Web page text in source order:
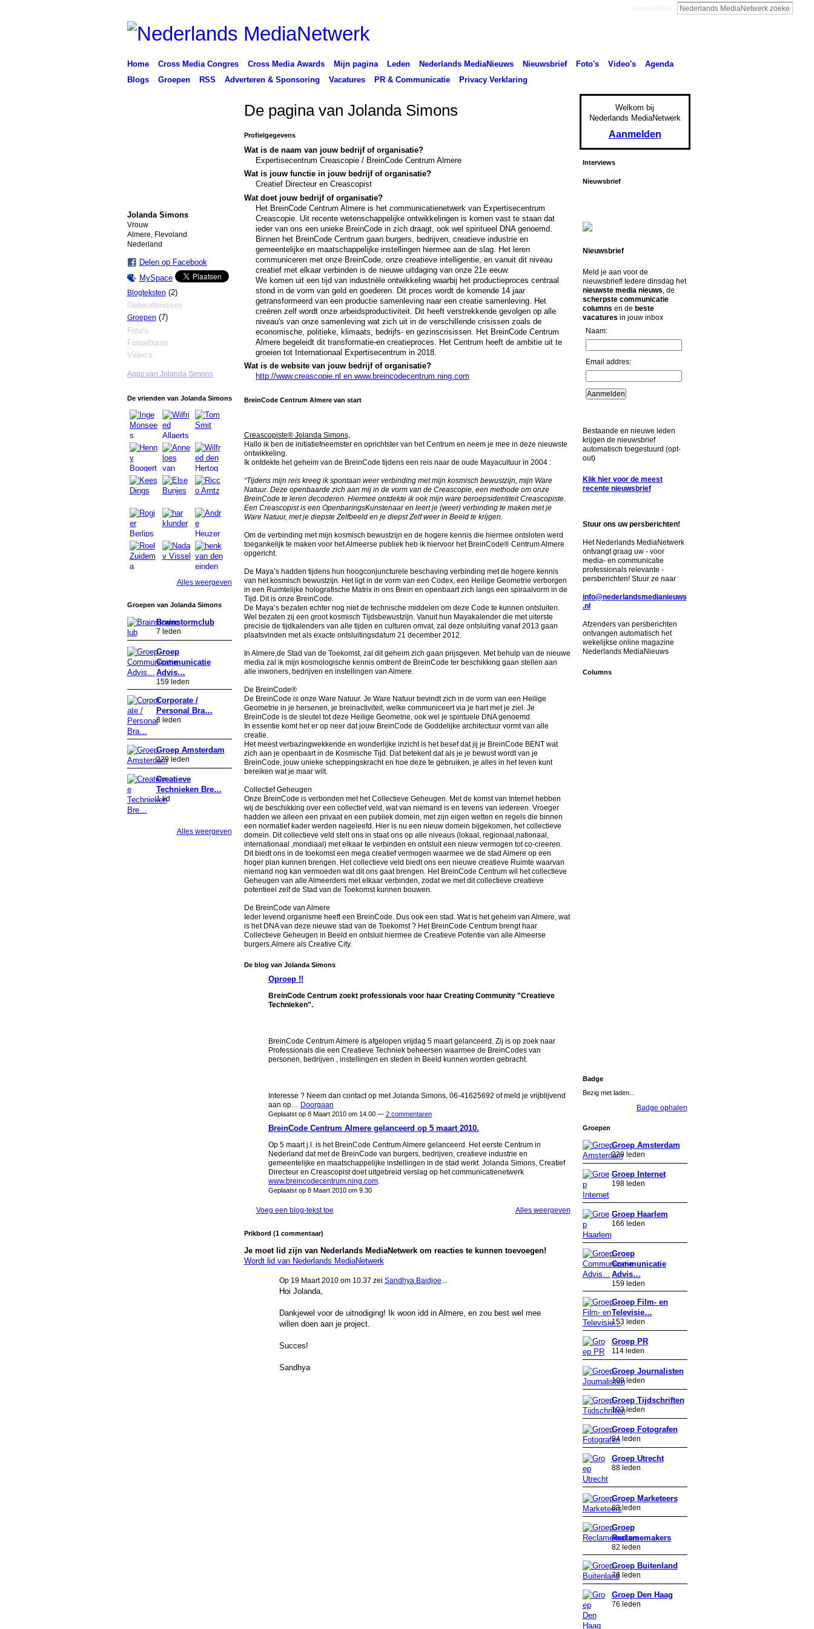
Home Cross Media Congres Cross Media Awards Mijn pagina Leden Nederlands MediaNieuws Nieuwsbrief Foto's Video's
Agenda
Blogs
Groepen RSS Adverteren & Sponsoring Vacatures PR & Communicatie Privacy Verklaring
Jolanda Simons
Vrouw
Almere, Flevoland
Nederland
Delen op Facebook
MySpace
Blogteksten (2)
Gebeurtenissen
Groepen (7)
Foto's
Fotoalbums
Video's
Apps van Jolanda Simons
De vrienden van Jolanda Simons
Alles weergeven
Groepen van Jolanda Simons
Brainstormclub
7 leden
Groep
Communicatie
Advis…
159 leden
Corporate /
Personal Bra…
8 leden
Groep Amsterdam
229 leden
Creatieve
Technieken Bre…
1 lid
Alles weergeven
De pagina van Jolanda Simons
Profielgegevens
Wat is de naam van jouw bedrijf of organisatie?
Expertisecentrum Creascopie / BreinCode Centrum Almere
Wat is jouw functie in jouw bedrijf of organisatie?
Creatief Directeur en Creascopist
Wat doet jouw bedrijf of organisatie?
Het BreinCode Centrum Almere is het communicatienetwerk van Expertisecentrum
Creascopie. Uit recente wetenschappelijke ontwikkelingen is komen vast te staan dat
ieder van ons een unieke BreinCode in zich draagt, ook wel spiritueel DNA genoemd.
Binnen het BreinCode Centrum gaan burgers, bedrijven, creatieve industrie en
gemeentelijke en maatschappelijke instellingen hiermee aan de slag. Het leren
communiceren met onze BreinCode, onze creatieve intelligentie, en vanuit dit niveau
creatief met elkaar verbinden is de nieuwe uitdaging van onze 21e eeuw.
We komen uit een tijd van industriële ontwikkeling waarbij het productieproces centraal
stond in de vorm van geld en goederen. Dit proces wordt de komende 14 jaar
getransformeerd van een productie samenleving naar een creatie samenleving. Het
creëren zelf wordt onze arbeidsproductiviteit. Dit heeft verstrekkende gevolgen op alle
niveau's van onze samenleving wat zich uit in de verschillende crisissen zoals de
economische, politieke, klimaats, bedrijfs- en gezinscrisissen. Het BreinCode Centrum
Almere begeleidt dit transformatie-en creatieproces. Het Centrum heeft de ambitie uit te
groeien tot Internationaal Expertisecentrum in 2018.
Wat is de website van jouw bedrijf of organisatie?
http://www.creascopie.nl en www.breincodecentrum.ning.com
BreinCode Centrum Almere van start
Creascopiste® Jolanda Simons,
Hallo ik ben de initiatiefneemster en oprichtster van het Centrum en neem je mee in deze nieuwste
ontwikkeling.
Ik ontdekte het geheim van de BreinCode tijdens een reis naar de oude Mayacultuur in 2004 :
“Tijdens mijn reis kreeg ik spontaan weer verbinding met mijn kosmisch bewustzijn, mijn Ware
Natuur. Deze openbaarde zich aan mij in de vorm van de Creascopie, een methode om onze
BreinCode te leren decoderen. Hiermee ontdekte ik ook mijn ware beroepsidentiteit Creascopiste.
Een Creascopist is een OpenbaringsKunstenaar en leert je (weer) verbinding te maken met je
Ware Natuur, met je diepste Zelfbeeld en je diepst Zelf weer in Beeld te krijgen.
Om de verbinding met mijn kosmisch bewustzijn en de hogere kennis die hiermee ontsloten werd
toegankelijk te maken voor het Almeerse publiek heb ik hiervoor het BreinCode® Centrum Almere
opgericht.
De Maya’s hadden tijdens hun hoogconjuncturele beschaving verbinding met de hogere kennis
van het kosmisch bewustzijn. Het ligt in de vorm van een Codex, een Heilige Geometrie verborgen
in een Ruimtelijke holografische Matrix in ons Brein en openbaart zich langs een spiraalvorm in de
Tijd. Dit is onze BreinCode.
De Maya’s bezaten echter nog niet de technische middelen om deze Code te kunnen ontsluiten.
Wel bezaten zij een groot kosmisch Tijdsbewustzijn. Vanuit hun Mayakalender die met uiterste
precisie de tijdkalenders van alle tijden en culturen omvat, zal deze ontsluiting vanaf 2013 gaan
plaatsvinden met als exacte ontsluitingsdatum 21 december 2012.
In Almere,de Stad van de Toekomst, zal dit geheim zich gaan prijsgeven. Met behulp van de nieuwe
media zal ik mijn kosmologische kennis omtrent de BreinCode ter beschikking gaan stellen aan
alle inwoners, bedrijven en instellingen van Almere.
De BreinCode®
De BreinCode is onze Ware Natuur. Je Ware Natuur bevindt zich in de vorm van een Heilige
Geometrie in je hersenen, je breinactiviteit, welke communiceert via je hart met je ziel. Je
BreinCode is de sleutel tot deze Heilige Geometrie, ook wel je spirituele DNA genoemd.
In essentie komt het er op neer dat jouw BreinCode de Goddelijke architectuur vormt van alle
creatie.
Het meest verbazingwekkende en wonderlijke inzicht is het besef dat jij je BreinCode BENT wat
zich aan je openbaart in de Kosmische Tijd. Dat betekent dat als je je bewust wordt van je
BreinCode, jouw unieke scheppingskracht en hoe deze te gebruiken, je alles in het leven kunt
bereiken wat je maar wilt.
Collectief Geheugen
Onze BreinCode is verbonden met het Collectieve Geheugen. Met de komst van Internet hebben
wij de beschikking over een collectief veld, wat van niemand is en tevens van iedereen. Vroeger
hadden we alleen een privaat en een publiek domein, met zijn eigen wetten en regels die binnen
een normatief kader werden nageleefd. Hier is nu een nieuw domein bijgekomen, het collectieve
domein. Dit collectieve veld stelt ons in staat ons op alle niveaus (lokaal, regionaal,nationaal,
internationaal ,mondiaal) met elkaar te verbinden en ontsluit een nieuw vermogen tot co-creeren.
Dit biedt ons in de toekomst een mega creatief vermogen waarmee we de stad Almere op een
hoger plan kunnen brengen. Het collectieve veld biedt ons een nieuwe creatieve Ruimte waarvan
niemand nog kan vermoeden wat dit ons gaat brengen. Het BreinCode Centrum wil het collectieve
Geheugen van alle Almeerders met elkaar verbinden, zodat we met dit collectieve creatieve
potentieel zelf de Stad van de Toekomst kunnen bouwen.
De BreinCode van Almere
Ieder levend organisme heeft een BreinCode. Dus ook een stad. Wat is het geheim van Almere, wat
is het DNA van deze nieuwe stad van de Toekomst ? Het BreinCode Centrum brengt haar
Collectieve Geheugen in Beeld en ontsluit hiermee de Creatieve Potentie van alle Almeerse
burgers.Almere als Creative City.
De blog van Jolanda Simons
Oproep !!
BreinCode Centrum zoekt professionals voor haar Creating Community "Creatieve
Technieken".
BreinCode Centrum Almere is afgelopen vrijdag 5 maart gelanceerd. Zij is op zoek naar
Professionals die een Creatieve Techniek beheersen waarmee de BreinCodes van
personen, bedrijven , instellingen en steden in Beeld kunnen worden gebracht.
Interesse ? Neem dan contact op met Jolanda Simons, 06-41625692 of meld je vrijblijvend
aan op… Doorgaan
Geplaatst op 8 Maart 2010 om 14.00 — 2 commentaren
BreinCode Centrum Almere gelanceerd op 5 maart 2010.
Op 5 maart j.l. is het BreinCode Centrum Almere gelanceerd. Het eerste Centrum in
Nederland dat met de BreinCode van burgers, bedrijven, creatieve industrie en
gemeentelijke en maatschappelijke instellingen in de stad werkt. Jolanda Simons, Creatief
Directeur en Creascopist doet uitgebreid verslag op het communicatienetwerk
www.breincodecentrum.ning.com.
Geplaatst op 8 Maart 2010 om 9.30
Voeg een blog-tekst toe Alles weergeven
Prikbord (1 commentaar)
Je moet lid zijn van Nederlands MediaNetwerk om reacties te kunnen toevoegen!
Wordt lid van Nederlands MediaNetwerk
Op 19 Maart 2010 om 10.37 zei Sandhya Baidjoe
Hoi Jolanda,
Dankjewel voor de uitnodiging! Ik woon idd in Almere, en zou best wel mee
willen doen aan je project.
Succes!
Sandhya
Welkom bij
Nederlands MediaNetwerk
Aanmelden
Interviews
Nieuwsbrief
Nieuwsbrief
Meld je aan voor de
nieuwsbrief! Iedere dinsdag het
nieuwste media nieuws , de
scherpste communicatie
columns en de beste
vacatures in jouw inbox
Naam:
Email addres:
Bestaande en nieuwe leden
krijgen de nieuwsbrief
automatisch toegestuurd (opt-
out)
Klik hier voor de meest
recente nieuwsbrief
Stuur ons uw persberichten!
Het Nederlands MediaNetwerk
ontvangt graag uw - voor
media- en communicatie
professionals relevante -
persberichten! Stuur ze naar
info@nederlandsmedianieuws
.nl
Afzenders van persberichten
ontvangen automatisch het
wekelijkse online magazine
Nederlands MediaNieuws
Columns
Badge
Bezig met laden...
Badge ophalen
Groepen
Groep Amsterdam
229 leden
Groep Internet
198 leden
Groep Haarlem
166 leden
Groep
Communicatie
Advis…
159 leden
Groep Film- en
Televisie…
153 leden
Groep PR
114 leden
Groep Journalisten
109 leden
Groep Tijdschriften
103 leden
Groep Fotografen
94 leden
Groep Utrecht
88 leden
Groep Marketeers
83 leden
Groep
Reclamemakers
82 leden
Groep Buitenland
76 leden
Groep Den Haag
76 leden